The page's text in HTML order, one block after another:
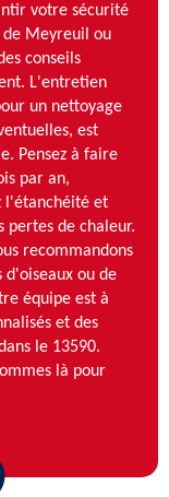
votre sécurité
Meyreuil ou
conseils
L'entretien
un nettoyage
est
Pensez à faire
par an,
l'étanchéité et
pertes de chaleur.
recommandons
ou de
équipe est à
et des
le 13590.
là pour